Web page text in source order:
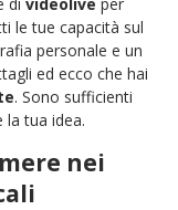
le tue capacità sul
personale e un
ed ecco che hai
. Sono sufficienti
la tua idea.
nei